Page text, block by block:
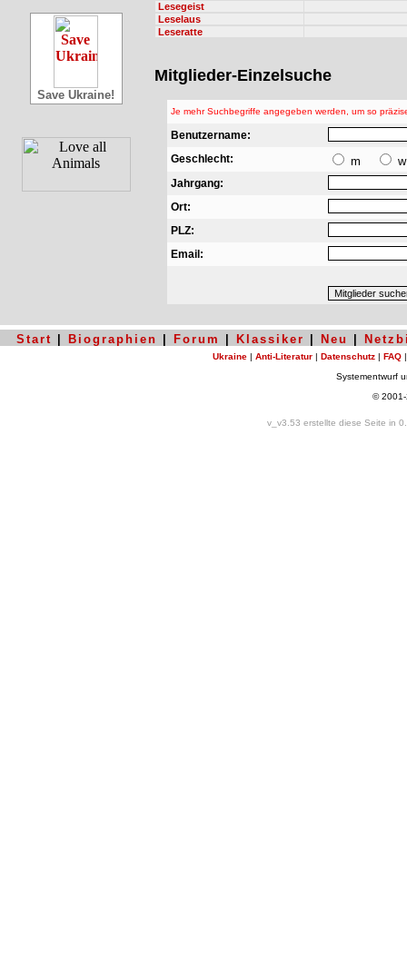
Save Ukraine!
Lesegeist
Leselaus
Leseratte
Mitglieder-Einzelsuche
Je mehr Suchbegriffe angegeben werden, um so
Benutzername:
Geschlecht:
m w
Jahrgang:
Ort:
PLZ:
Email:
Start Biographien Forum Klassiker Neu
Ukraine | Anti-Literatur | Datenschutz | FAQ
Systementwurf
©
v_v3.53 erstellte diese Seite in